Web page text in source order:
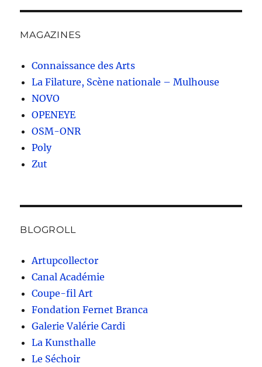
MAGAZINES
Connaissance des Arts
La Filature, Scène nationale – Mulhouse
NOVO
OPENEYE
OSM-ONR
Poly
Zut
BLOGROLL
Artupcollector
Canal Académie
Coupe-fil Art
Fondation Fernet Branca
Galerie Valérie Cardi
La Kunsthalle
Le Séchoir